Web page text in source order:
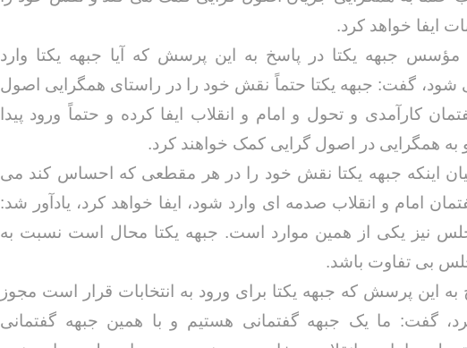
ایفا خواهد کرد.
جبهه یکتا در پاسخ به این پرسش که آیا جبهه یکتا وارد
شود، گفت: جبهه یکتا حتماً نقش خود را در راستای همگرایی اصول
کارآمدی و تحول و امام و انقلاب ایفا کرده و حتماً ورود پیدا
به همگرایی در اصول گرایی کمک خواهند کرد.
اینکه جبهه یکتا نقش خود را در هر مقطعی که احساس کند می
امام و انقلاب صدمه ای وارد شود، ایفا خواهد کرد، یادآور شد:
نیز یکی از همین موارد است. جبهه یکتا محال است نسبت به
بی تفاوت باشد.
این پرسش که جبهه یکتا برای ورود به انتخابات قرار است مجوز
گفت: ما یک جبهه گفتمانی هستیم و با همین جبهه گفتمانی